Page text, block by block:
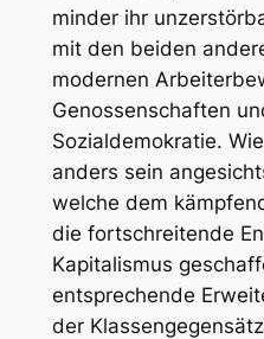
minder ihr
mit den beiden
modernen
Genossenschaften
Sozialdemokratie.
anders sein
welche dem
die fortschreitende
Kapitalismus
entsprechende
der